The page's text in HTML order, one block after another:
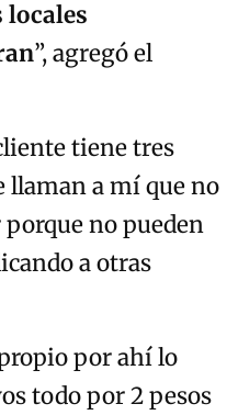
locales
”, agregó el
tiene tres
llaman a mí que no
no pueden
a otras
por ahí lo
todo por 2 pesos